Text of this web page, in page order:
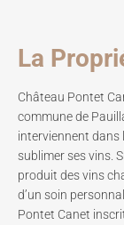
La
Château Pontet
commune de
interviennent dans
sublimer ses vins.
produit des vins
d’un soin
Pontet Canet